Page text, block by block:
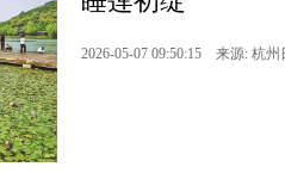
2026-05-07 09:50:15 来源: 杭州